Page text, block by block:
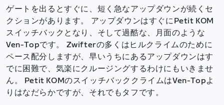
ゲートを出るとすぐに、短く急なアップダウンが続くセ
クションがあります。 アップダウンはすぐにPetit KOM
スイッチバックとなり、そして過酷な、月面のような
Ven-Topです。 Zwifterの多くはヒルクライムのために
ペース配分しますが、早いうちにあるアップダウンはす
でに困難で、気楽にクルージングするわけにもいきませ
ん。 Petit KOMのスイッチバッククライムはVen-Topよ
りはなだらかですが、それでもタフです。